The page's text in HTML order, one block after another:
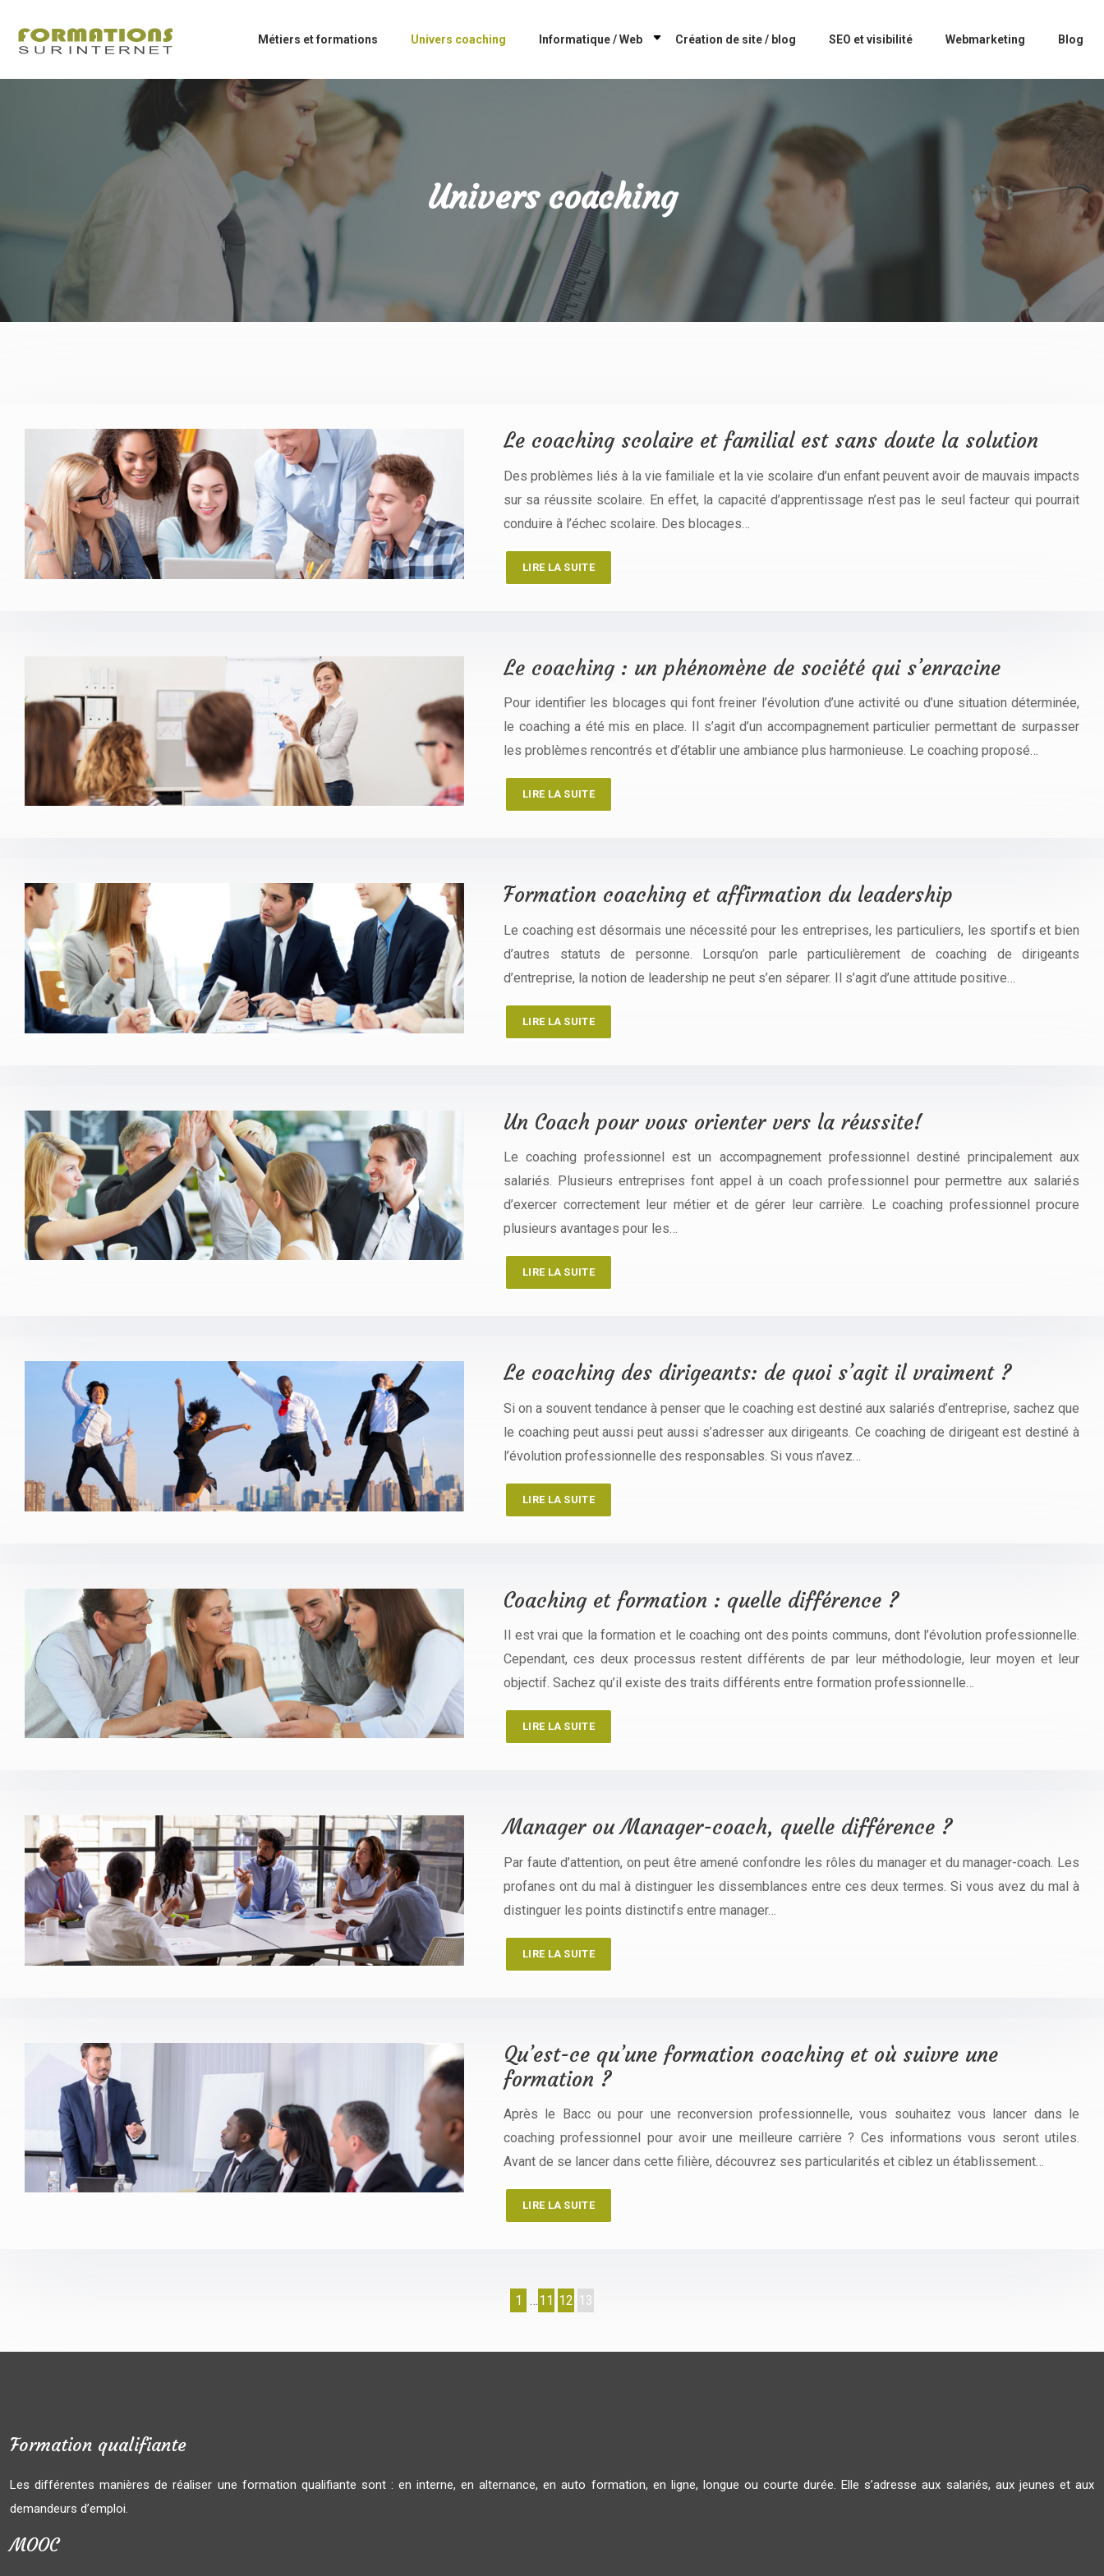
Métiers et formations Univers coaching Informatique / Web Création de site / blog SEO et visibilité Webmarketing Blog
Univers coaching
Le coaching scolaire et familial est sans doute la solution
Des problèmes liés à la vie familiale et la vie scolaire d’un enfant peuvent avoir de mauvais impacts
sur sa réussite scolaire. En effet, la capacité d’apprentissage n’est pas le seul facteur qui pourrait
conduire à l’échec scolaire. Des blocages…
LIRE LA SUITE
Le coaching : un phénomène de société qui s’enracine
Pour identifier les blocages qui font freiner l’évolution d’une activité ou d’une situation déterminée,
le coaching a été mis en place. Il s’agit d’un accompagnement particulier permettant de surpasser
les problèmes rencontrés et d’établir une ambiance plus harmonieuse. Le coaching proposé…
LIRE LA SUITE
Formation coaching et affirmation du leadership
Le coaching est désormais une nécessité pour les entreprises, les particuliers, les sportifs et bien
d’autres statuts de personne. Lorsqu’on parle particulièrement de coaching de dirigeants
d’entreprise, la notion de leadership ne peut s’en séparer. Il s’agit d’une attitude positive…
LIRE LA SUITE
Un Coach pour vous orienter vers la réussite!
Le coaching professionnel est un accompagnement professionnel destiné principalement aux
salariés. Plusieurs entreprises font appel à un coach professionnel pour permettre aux salariés
d’exercer correctement leur métier et de gérer leur carrière. Le coaching professionnel procure
plusieurs avantages pour les…
LIRE LA SUITE
Le coaching des dirigeants: de quoi s’agit il vraiment ?
Si on a souvent tendance à penser que le coaching est destiné aux salariés d’entreprise, sachez que
le coaching peut aussi peut aussi s’adresser aux dirigeants. Ce coaching de dirigeant est destiné à
l’évolution professionnelle des responsables. Si vous n’avez…
LIRE LA SUITE
Coaching et formation : quelle différence ?
Il est vrai que la formation et le coaching ont des points communs, dont l’évolution professionnelle.
Cependant, ces deux processus restent différents de par leur méthodologie, leur moyen et leur
objectif. Sachez qu’il existe des traits différents entre formation professionnelle…
LIRE LA SUITE
Manager ou Manager-coach, quelle différence ?
Par faute d’attention, on peut être amené confondre les rôles du manager et du manager-coach. Les
profanes ont du mal à distinguer les dissemblances entre ces deux termes. Si vous avez du mal à
distinguer les points distinctifs entre manager…
LIRE LA SUITE
Qu’est-ce qu’une formation coaching et où suivre une
formation ?
Après le Bacc ou pour une reconversion professionnelle, vous souhaitez vous lancer dans le
coaching professionnel pour avoir une meilleure carrière ? Ces informations vous seront utiles.
Avant de se lancer dans cette filière, découvrez ses particularités et ciblez un établissement…
LIRE LA SUITE
1 …11 12 13
Formation qualifiante
Les différentes manières de réaliser une formation qualifiante sont : en interne, en alternance, en auto formation, en ligne, longue ou courte durée. Elle s’adresse aux salariés, aux jeunes et aux
demandeurs d’emploi.
MOOC